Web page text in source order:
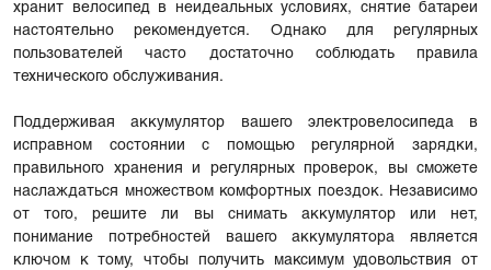
хранит велосипед в неидеальных условиях, снятие батареи
настоятельно рекомендуется. Однако для регулярных
пользователей часто достаточно соблюдать правила
технического обслуживания.
Поддерживая аккумулятор вашего электровелосипеда в
исправном состоянии с помощью регулярной зарядки,
правильного хранения и регулярных проверок, вы сможете
наслаждаться множеством комфортных поездок. Независимо
от того, решите ли вы снимать аккумулятор или нет,
понимание потребностей вашего аккумулятора является
ключом к тому, чтобы получить максимум удовольствия от